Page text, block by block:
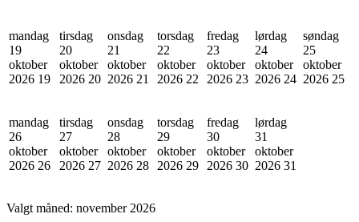
mandag
19
oktober
2026 19
tirsdag
20
oktober
2026 20
onsdag
21
oktober
2026 21
torsdag
22
oktober
2026 22
fredag
23
oktober
2026 23
lørdag
24
oktober
2026 24
søndag
25
oktober
2026 25
mandag
26
oktober
2026 26
tirsdag
27
oktober
2026 27
onsdag
28
oktober
2026 28
torsdag
29
oktober
2026 29
fredag
30
oktober
2026 30
lørdag
31
oktober
2026 31
Valgt måned: november 2026